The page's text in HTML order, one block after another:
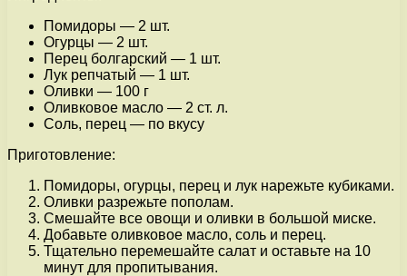
Помидоры — 2 шт.
Огурцы — 2 шт.
Перец болгарский — 1 шт.
Лук репчатый — 1 шт.
Оливки — 100 г
Оливковое масло — 2 ст. л.
Соль, перец — по вкусу
Приготовление:
Помидоры, огурцы, перец и лук нарежьте кубиками.
Оливки разрежьте пополам.
Смешайте все овощи и оливки в большой миске.
Добавьте оливковое масло, соль и перец.
Тщательно перемешайте салат и оставьте на 10
минут для пропитывания.